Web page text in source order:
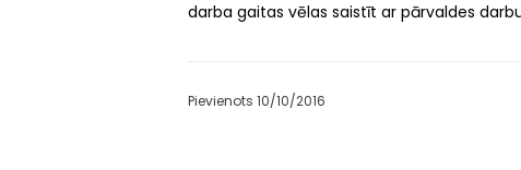
darba gaitas vēlas saistīt ar pārvaldes
Pievienots 10/10/2016